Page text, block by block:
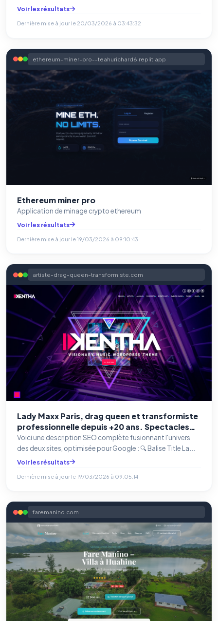
Voir les résultats
Dernière mise à jour le 20/03/2026 à 03:43:32
ethereum-miner-pro--teahurichard6.replit.app
Ethereum miner pro
Application de minage crypto ethereum
Voir les résultats
Dernière mise à jour le19/03/2026 à 09:10:43
artiste-drag-queen-transformiste.com
Lady Maxx Paris, drag queen et transformiste
professionnelle depuis +20 ans. Spectacles
cabaret, imitations de stars, shows sur
mesure partout en France. Devis gratuit.
Voici une description SEO complète fusionnant l'univers
des deux sites, optimisée pour Google : 🔍 Balise Title La...
Voir les résultats
Dernière mise à jour le19/03/2026 à 09:05:14
faremanino.com